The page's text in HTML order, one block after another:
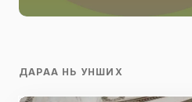
ДАРАА НЬ УНШИХ